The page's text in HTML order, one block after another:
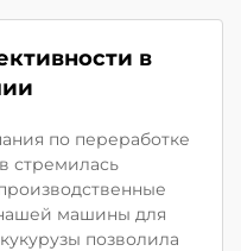
в
по переработке
стремилась
машины для
позволила